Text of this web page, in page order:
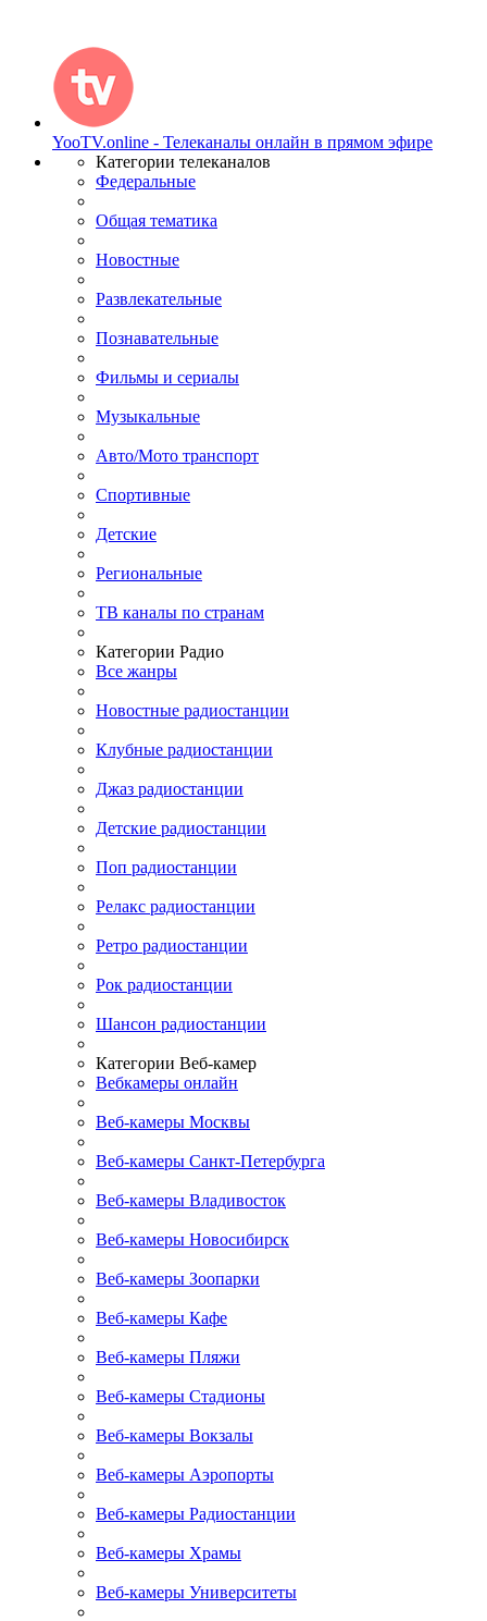
YooTV.online - Телеканалы онлайн в прямом эфире
Категории телеканалов
Федеральные
Общая тематика
Новостные
Развлекательные
Познавательные
Фильмы и сериалы
Музыкальные
Авто/Мото транспорт
Спортивные
Детские
Региональные
ТВ каналы по странам
Категории Радио
Все жанры
Новостные радиостанции
Клубные радиостанции
Джаз радиостанции
Детские радиостанции
Поп радиостанции
Релакс радиостанции
Ретро радиостанции
Рок радиостанции
Шансон радиостанции
Категории Веб-камер
Вебкамеры онлайн
Веб-камеры Москвы
Веб-камеры Санкт-Петербурга
Веб-камеры Владивосток
Веб-камеры Новосибирск
Веб-камеры Зоопарки
Веб-камеры Кафе
Веб-камеры Пляжи
Веб-камеры Стадионы
Веб-камеры Вокзалы
Веб-камеры Аэропорты
Веб-камеры Радиостанции
Веб-камеры Храмы
Веб-камеры Университеты